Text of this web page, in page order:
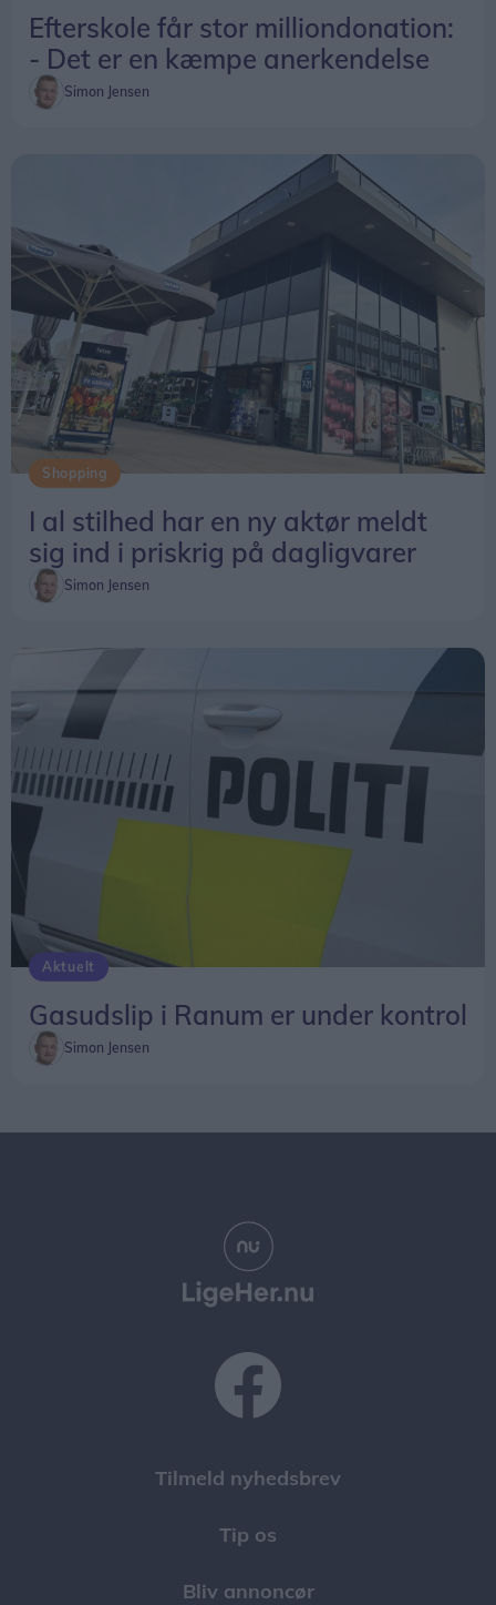
Efterskole får stor milliondonation:
- Det er en kæmpe anerkendelse
Simon Jensen
Shopping
I al stilhed har en ny aktør meldt
sig ind i priskrig på dagligvarer
Simon Jensen
Aktuelt
Gasudslip i Ranum er under kontrol
Simon Jensen
Tilmeld nyhedsbrev
Tip os
Bliv annoncør